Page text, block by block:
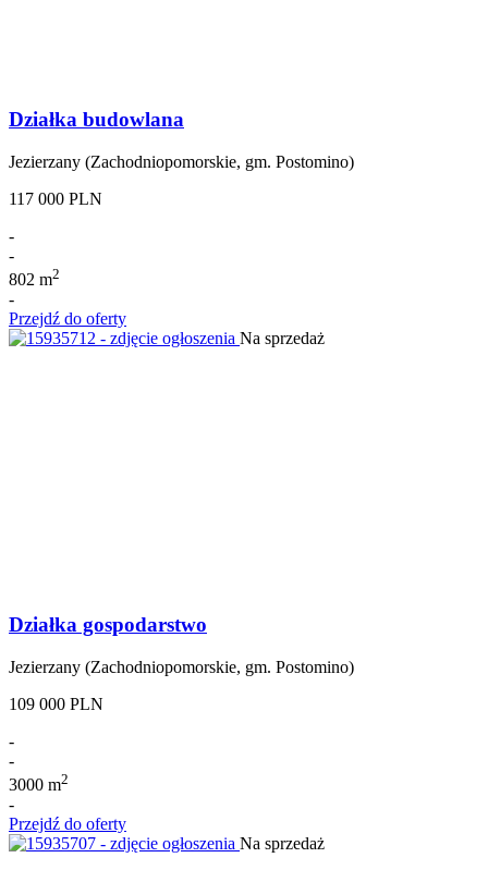
Działka budowlana
Jezierzany (Zachodniopomorskie, gm. Postomino)
117 000 PLN
-
-
802 m2
-
Przejdź do oferty
Na sprzedaż
Działka gospodarstwo
Jezierzany (Zachodniopomorskie, gm. Postomino)
109 000 PLN
-
-
3000 m2
-
Przejdź do oferty
Na sprzedaż